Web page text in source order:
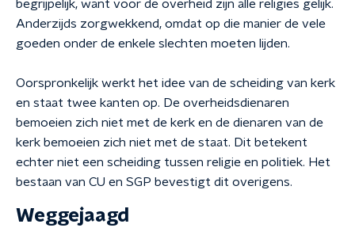
begrijpelijk, want voor de overheid zijn alle religies gelijk.
Anderzijds zorgwekkend, omdat op die manier de vele
goeden onder de enkele slechten moeten lijden.
Oorspronkelijk werkt het idee van de scheiding van kerk
en staat twee kanten op. De overheidsdienaren
bemoeien zich niet met de kerk en de dienaren van de
kerk bemoeien zich niet met de staat. Dit betekent
echter niet een scheiding tussen religie en politiek. Het
bestaan van CU en SGP bevestigt dit overigens.
Weggejaagd